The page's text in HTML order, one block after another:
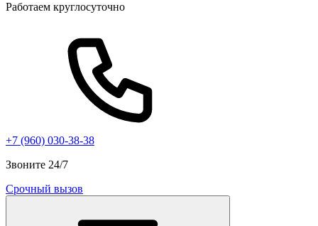
Работаем круглосуточно
+7 (960) 030-38-38
Звоните 24/7
Срочный вызов